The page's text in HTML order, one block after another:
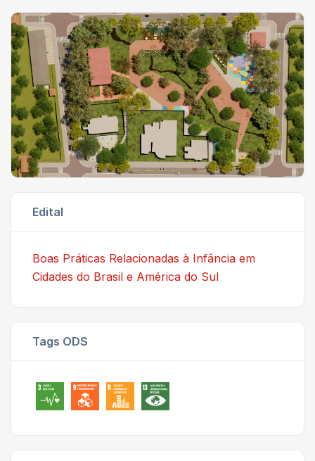
Edital
Boas Práticas Relacionadas à Infância em
Cidades do Brasil e América do Sul
Tags ODS